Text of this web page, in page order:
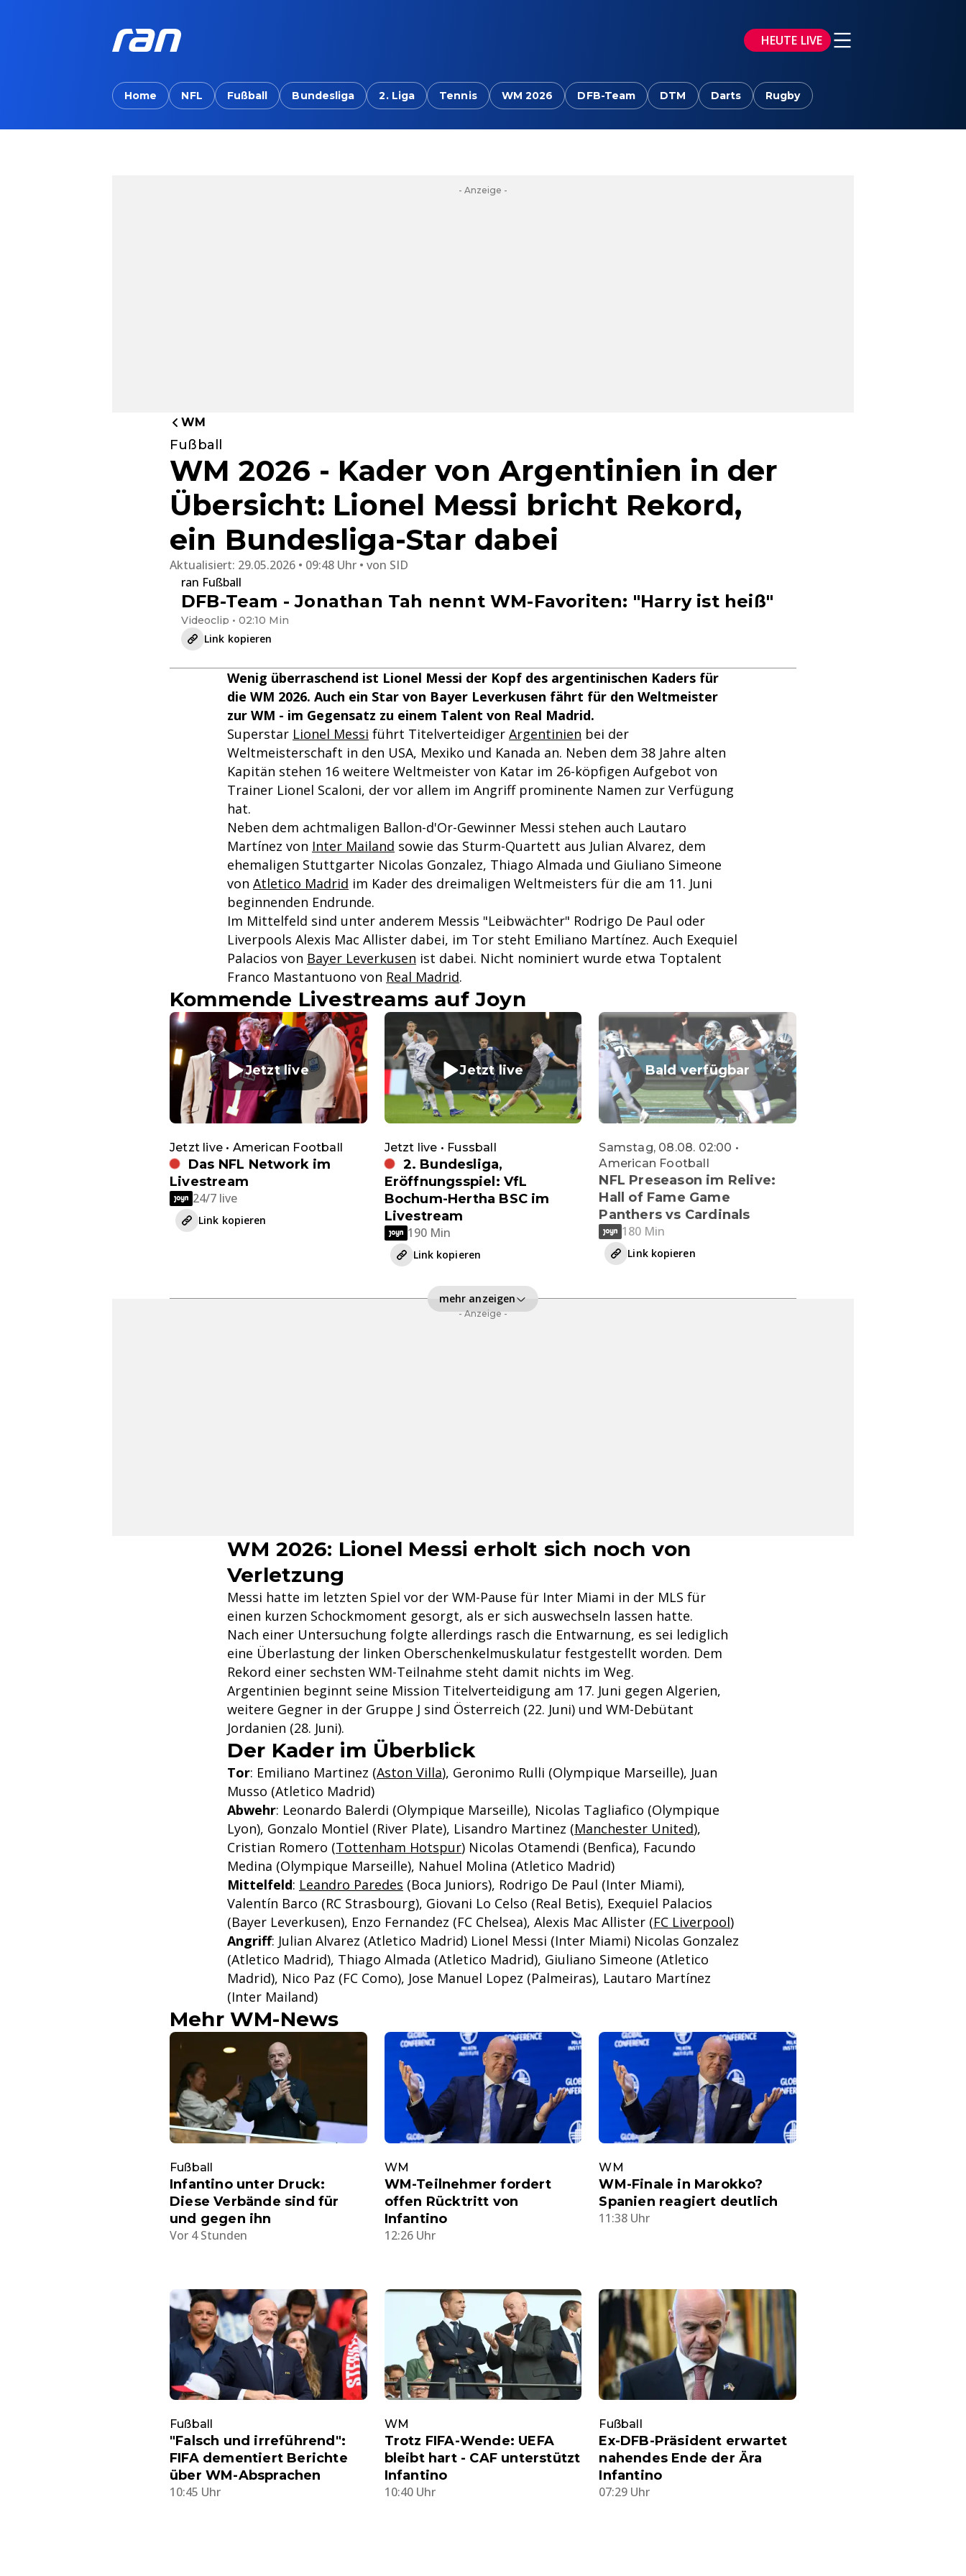
HEUTE LIVE
Home NFL Fußball Bundesliga 2. Liga Tennis WM 2026 DFB-Team DTM Darts Rugby
- Anzeige -
WM
Fußball
WM 2026 - Kader von Argentinien in der
Übersicht: Lionel Messi bricht Rekord,
ein Bundesliga-Star dabei
Aktualisiert: 29.05.2026 • 09:48 Uhr von SID
ran Fußball
DFB-Team - Jonathan Tah nennt WM-Favoriten: "Harry ist heiß"
Videoclip • 02:10 Min
Link kopieren
Wenig überraschend ist Lionel Messi der Kopf des argentinischen Kaders für
die WM 2026. Auch ein Star von Bayer Leverkusen fährt für den Weltmeister
zur WM - im Gegensatz zu einem Talent von Real Madrid.
Superstar Lionel Messi führt Titelverteidiger Argentinien bei der
Weltmeisterschaft in den USA, Mexiko und Kanada an. Neben dem 38 Jahre alten
Kapitän stehen 16 weitere Weltmeister von Katar im 26-köpfigen Aufgebot von
Trainer Lionel Scaloni, der vor allem im Angriff prominente Namen zur Verfügung
hat.
Neben dem achtmaligen Ballon-d'Or-Gewinner Messi stehen auch Lautaro
Martínez von Inter Mailand sowie das Sturm-Quartett aus Julian Alvarez, dem
ehemaligen Stuttgarter Nicolas Gonzalez, Thiago Almada und Giuliano Simeone
von Atletico Madrid im Kader des dreimaligen Weltmeisters für die am 11. Juni
beginnenden Endrunde.
Im Mittelfeld sind unter anderem Messis "Leibwächter" Rodrigo De Paul oder
Liverpools Alexis Mac Allister dabei, im Tor steht Emiliano Martínez. Auch Exequiel
Palacios von Bayer Leverkusen ist dabei. Nicht nominiert wurde etwa Toptalent
Franco Mastantuono von Real Madrid.
Kommende Livestreams auf Joyn
Jetzt live
Jetzt live • American Football
Das NFL Network im
Livestream
24/7 live
Link kopieren
Jetzt live
Jetzt live • Fussball
2. Bundesliga,
Eröffnungsspiel: VfL
Bochum-Hertha BSC im
Livestream
190 Min
Link kopieren
Bald verfügbar
Samstag, 08.08. 02:00 •
American Football
NFL Preseason im Relive:
Hall of Fame Game
Panthers vs Cardinals
180 Min
Link kopieren
mehr anzeigen
- Anzeige -
WM 2026: Lionel Messi erholt sich noch von
Verletzung
Messi hatte im letzten Spiel vor der WM-Pause für Inter Miami in der MLS für
einen kurzen Schockmoment gesorgt, als er sich auswechseln lassen hatte.
Nach einer Untersuchung folgte allerdings rasch die Entwarnung, es sei lediglich
eine Überlastung der linken Oberschenkelmuskulatur festgestellt worden. Dem
Rekord einer sechsten WM-Teilnahme steht damit nichts im Weg.
Argentinien beginnt seine Mission Titelverteidigung am 17. Juni gegen Algerien,
weitere Gegner in der Gruppe J sind Österreich (22. Juni) und WM-Debütant
Jordanien (28. Juni).
Der Kader im Überblick
Tor: Emiliano Martinez (Aston Villa), Geronimo Rulli (Olympique Marseille), Juan
Musso (Atletico Madrid)
Abwehr: Leonardo Balerdi (Olympique Marseille), Nicolas Tagliafico (Olympique
Lyon), Gonzalo Montiel (River Plate), Lisandro Martinez (Manchester United),
Cristian Romero (Tottenham Hotspur) Nicolas Otamendi (Benfica), Facundo
Medina (Olympique Marseille), Nahuel Molina (Atletico Madrid)
Mittelfeld: Leandro Paredes (Boca Juniors), Rodrigo De Paul (Inter Miami),
Valentín Barco (RC Strasbourg), Giovani Lo Celso (Real Betis), Exequiel Palacios
(Bayer Leverkusen), Enzo Fernandez (FC Chelsea), Alexis Mac Allister (FC Liverpool)
Angriff: Julian Alvarez (Atletico Madrid) Lionel Messi (Inter Miami) Nicolas Gonzalez
(Atletico Madrid), Thiago Almada (Atletico Madrid), Giuliano Simeone (Atletico
Madrid), Nico Paz (FC Como), Jose Manuel Lopez (Palmeiras), Lautaro Martínez
(Inter Mailand)
Mehr WM-News
Fußball
Infantino unter Druck:
Diese Verbände sind für
und gegen ihn
Vor 4 Stunden
WM
WM-Teilnehmer fordert
offen Rücktritt von
Infantino
12:26 Uhr
WM
WM-Finale in Marokko?
Spanien reagiert deutlich
11:38 Uhr
Fußball
"Falsch und irreführend":
FIFA dementiert Berichte
über WM-Absprachen
10:45 Uhr
WM
Trotz FIFA-Wende: UEFA
bleibt hart - CAF unterstützt
Infantino
10:40 Uhr
Fußball
Ex-DFB-Präsident erwartet
nahendes Ende der Ära
Infantino
07:29 Uhr